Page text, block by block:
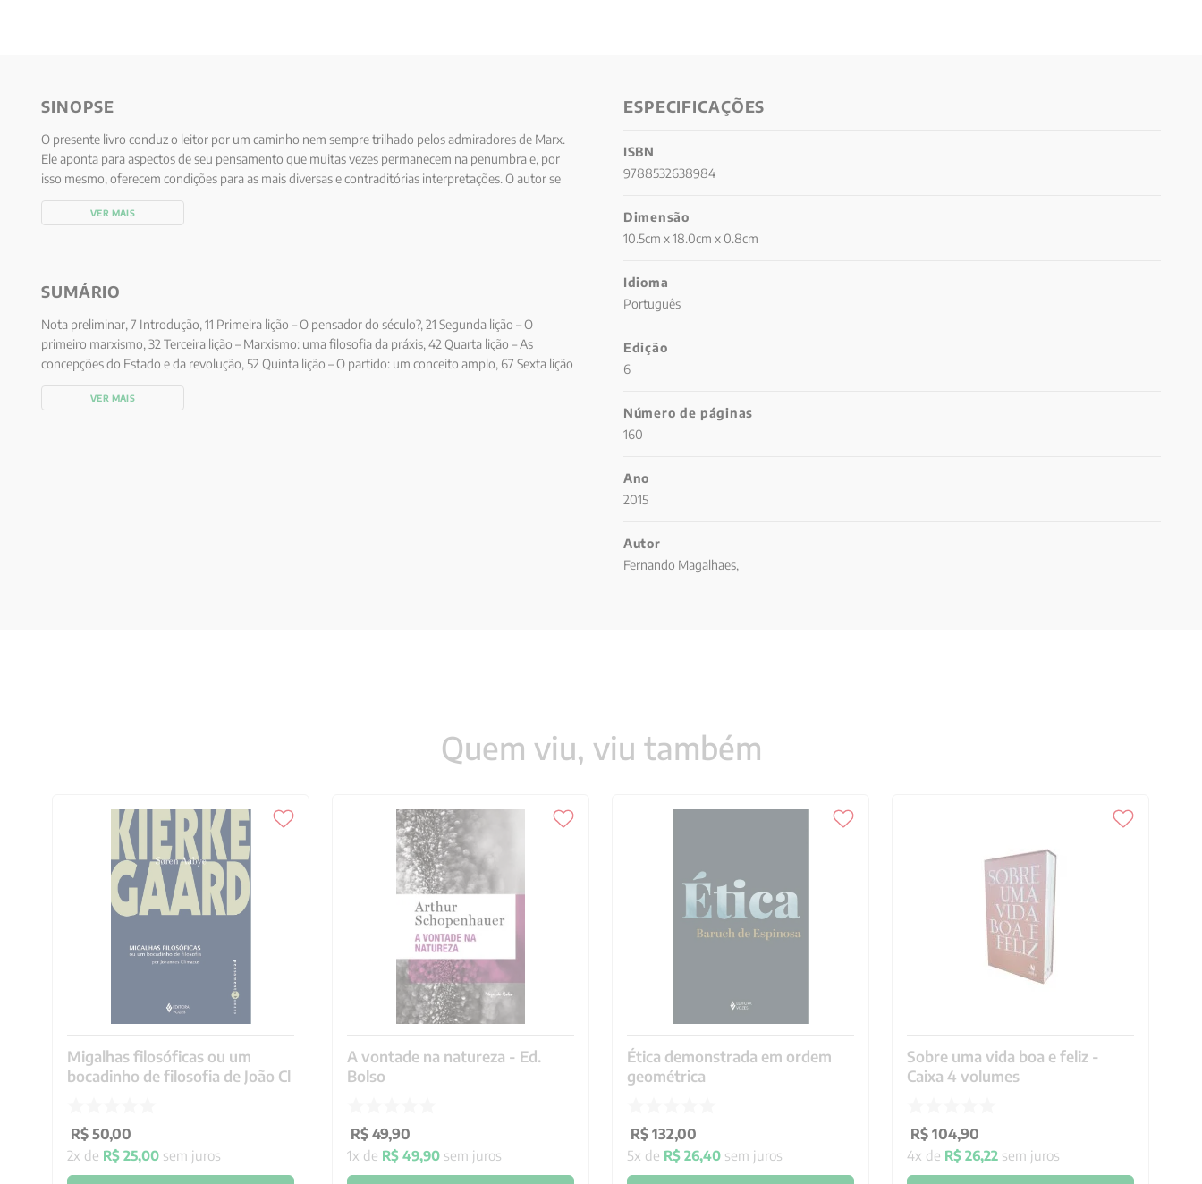
SINOPSE
O presente livro conduz o leitor por um caminho nem sempre trilhado pelos admiradores de Marx.
Ele aponta para aspectos de seu pensamento que muitas vezes permanecem na penumbra e, por
isso mesmo, oferecem condições para as mais diversas e contraditórias interpretações. O autor se
preocupa em demonstrar o valor da teoria de Marx para os dias atuais, defendendo a idéia de que a
filosofia política e social de Marx ainda tem muito a nos ensinar, a despeito das mudanças sofridas
VER MAIS
SUMÁRIO
Nota preliminar, 7 Introdução, 11 Primeira lição – O pensador do século?, 21 Segunda lição – O
primeiro marxismo, 32 Terceira lição – Marxismo: uma filosofia da práxis, 42 Quarta lição – As
concepções do Estado e da revolução, 52 Quinta lição – O partido: um conceito amplo, 67 Sexta lição
– Ditadura e democracia: a transição para o socialismo, 77 Sétima lição – Proletariado: o sujeito
revolucionário, 94 Oitava lição – Maturidade e revisão, 105 Nona lição – Há lugar para Marx no século
VER MAIS
ESPECIFICAÇÕES
ISBN
9788532638984
Dimensão
10.5cm x 18.0cm x 0.8cm
Idioma
Português
Edição
6
Número de páginas
160
Ano
2015
Autor
Fernando Magalhaes,
Quem viu, viu também
Migalhas filosóficas ou um
bocadinho de filosofia de João Cl
R$ 50,00
2x de R$ 25,00 sem juros
A vontade na natureza - Ed.
Bolso
R$ 49,90
1x de R$ 49,90 sem juros
Ética demonstrada em ordem
geométrica
R$ 132,00
5x de R$ 26,40 sem juros
Sobre uma vida boa e feliz -
Caixa 4 volumes
R$ 104,90
4x de R$ 26,22 sem juros